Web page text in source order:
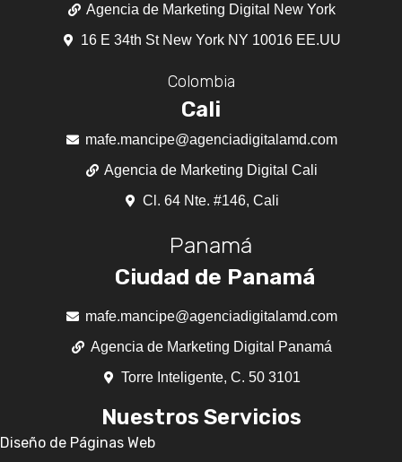
Nuestros Servicios
Diseño de Páginas Web
Agencia de Marketing Digital New York
16 E 34th St New York NY 10016 EE.UU
Colombia
Cali
mafe.mancipe@agenciadigitalamd.com
Agencia de Marketing Digital Cali
Cl. 64 Nte. #146, Cali
Panamá
Ciudad de Panamá
mafe.mancipe@agenciadigitalamd.com
Agencia de Marketing Digital Panamá
Torre Inteligente, C. 50 3101